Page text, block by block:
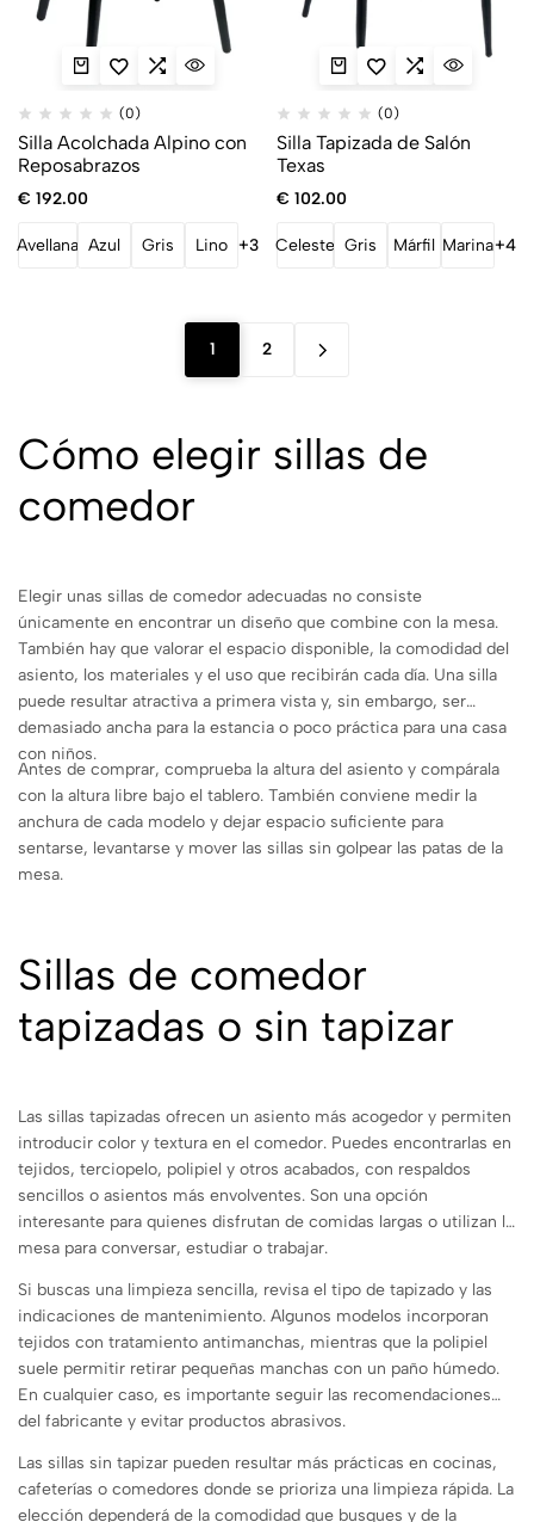
(0)
Silla Acolchada Alpino con
Reposabrazos
€ 192.00
Avellana Azul Gris Lino +3
(0)
Silla Tapizada de Salón
Texas
€ 102.00
Celeste Gris Márfil Marina+4
1 2
Cómo elegir sillas de
comedor
Elegir unas sillas de comedor adecuadas no consiste
únicamente en encontrar un diseño que combine con la mesa.
También hay que valorar el espacio disponible, la comodidad del
asiento, los materiales y el uso que recibirán cada día. Una silla
puede resultar atractiva a primera vista y, sin embargo, ser
demasiado ancha para la estancia o poco práctica para una casa
con niños.
Antes de comprar, comprueba la altura del asiento y compárala
con la altura libre bajo el tablero. También conviene medir la
anchura de cada modelo y dejar espacio suficiente para
sentarse, levantarse y mover las sillas sin golpear las patas de la
mesa.
Sillas de comedor
tapizadas o sin tapizar
Las sillas tapizadas ofrecen un asiento más acogedor y permiten
introducir color y textura en el comedor. Puedes encontrarlas en
tejidos, terciopelo, polipiel y otros acabados, con respaldos
sencillos o asientos más envolventes. Son una opción
interesante para quienes disfrutan de comidas largas o utilizan la
mesa para conversar, estudiar o trabajar.
Si buscas una limpieza sencilla, revisa el tipo de tapizado y las
indicaciones de mantenimiento. Algunos modelos incorporan
tejidos con tratamiento antimanchas, mientras que la polipiel
suele permitir retirar pequeñas manchas con un paño húmedo.
En cualquier caso, es importante seguir las recomendaciones
del fabricante y evitar productos abrasivos.
Las sillas sin tapizar pueden resultar más prácticas en cocinas,
cafeterías o comedores donde se prioriza una limpieza rápida. La
elección dependerá de la comodidad que busques y de la